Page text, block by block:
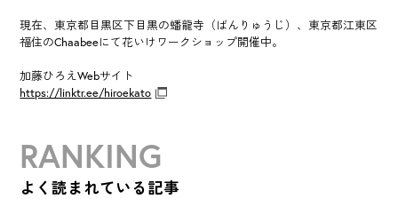
現在、東京都目黒区下目黒の蟠龍寺（ばんりゅうじ）、東京都江東区
福住のChaabeeにて花いけワークショップ開催中。
加藤ひろえWebサイト
https://linktr.ee/hiroekato
RANKING
よく読まれている記事